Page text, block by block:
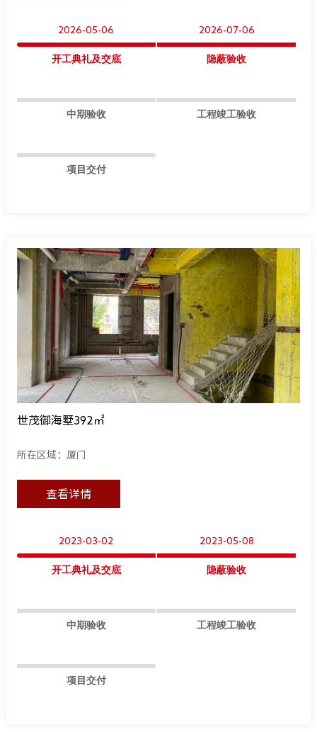
2026-05-06
开工典礼及交底
2026-07-06
隐蔽验收
中期验收 工程竣工验收
项目交付
世茂御海墅392㎡
所在区域：厦门
查看详情
2023-03-02
开工典礼及交底
2023-05-08
隐蔽验收
中期验收 工程竣工验收
项目交付